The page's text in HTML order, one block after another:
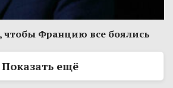
чтобы Францию все боялись
Показать ещё